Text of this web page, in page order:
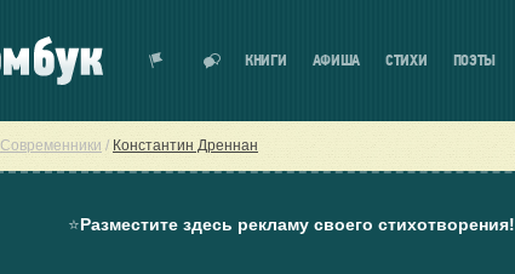
КНИГИ АФИША СТИХИ ПОЭТЫ
Современники / Константин Дреннан
⭐Разместите здесь рекламу своего стихотворения!